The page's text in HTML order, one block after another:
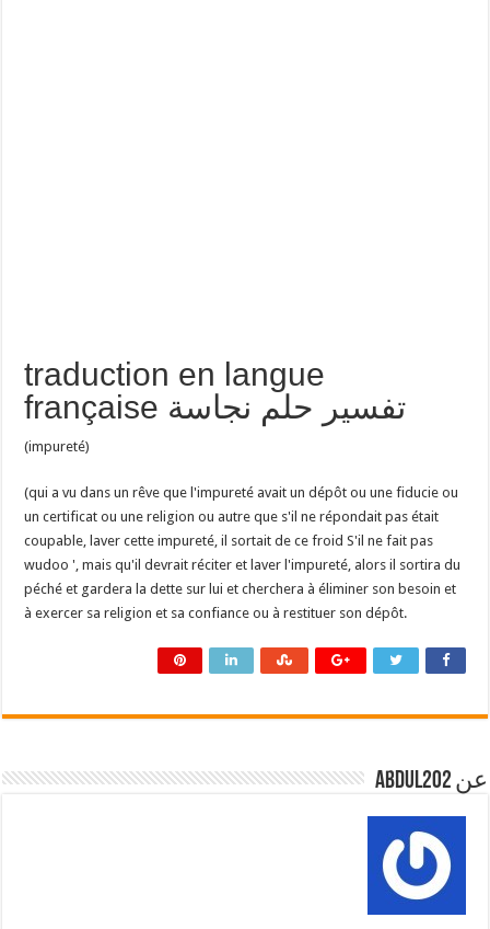
traduction en langue
française تفسير حلم نجاسة
(impureté)
(qui a vu dans un rêve que l'impureté avait un dépôt ou une fiducie ou
un certificat ou une religion ou autre que s'il ne répondait pas était
coupable, laver cette impureté, il sortait de ce froid S'il ne fait pas
wudoo ', mais qu'il devrait réciter et laver l'impureté, alors il sortira du
péché et gardera la dette sur lui et cherchera à éliminer son besoin et
à exercer sa religion et sa confiance ou à restituer son dépôt.
عن abdul202